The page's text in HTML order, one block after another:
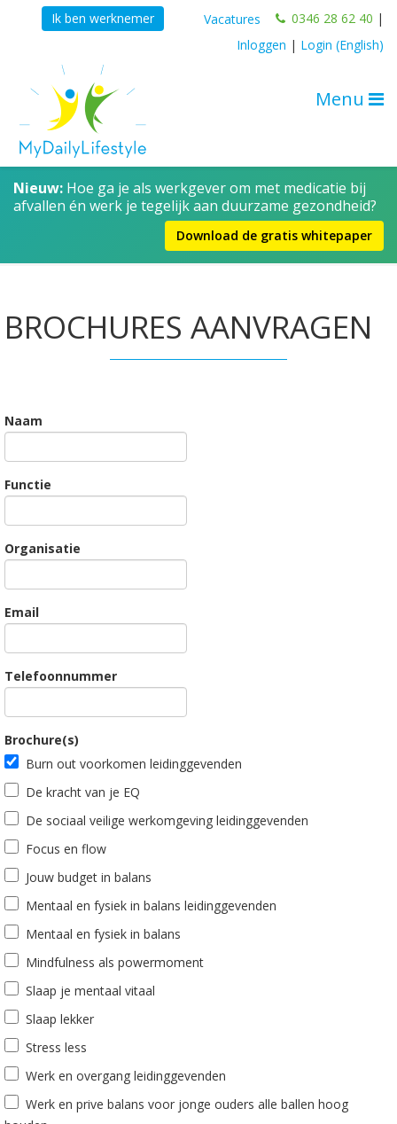
Ik ben werknemer Vacatures 0346 28 62 40 |
Inloggen | Login (English)
Menu
Nieuw: Hoe ga je als werkgever om met medicatie bij
afvallen én werk je tegelijk aan duurzame gezondheid?
Download de gratis whitepaper
BROCHURES AANVRAGEN
Naam
Functie
Organisatie
Email
Telefoonnummer
Brochure(s)
Burn out voorkomen leidinggevenden
De kracht van je EQ
De sociaal veilige werkomgeving leidinggevenden
Focus en flow
Jouw budget in balans
Mentaal en fysiek in balans leidinggevenden
Mentaal en fysiek in balans
Mindfulness als powermoment
Slaap je mentaal vitaal
Slaap lekker
Stress less
Werk en overgang leidinggevenden
Werk en prive balans voor jonge ouders alle ballen hoog